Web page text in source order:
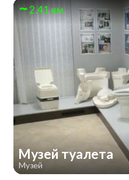
2.41 км
Музей туалета
Музей